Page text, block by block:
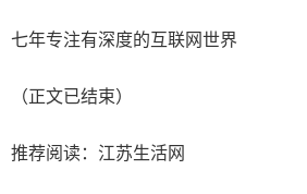
七年专注有深度的互联网世界
（正文已结束）
推荐阅读： 江苏生活网